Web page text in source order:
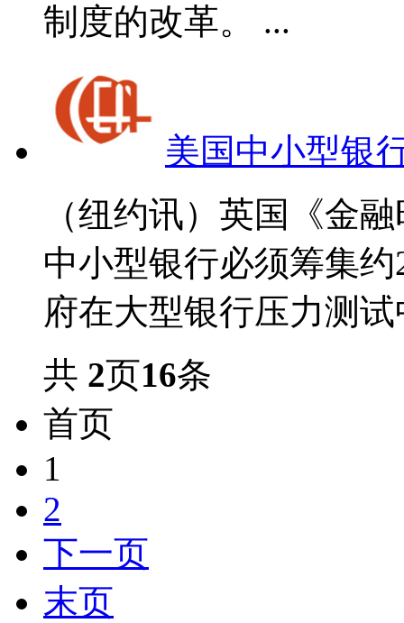
制度的改革。 ...
美国中小型银
（纽约讯）英国《金
中小型银行必须筹集
府在大型银行压力测
共 2页16条
首页
1
2
下一页
末页